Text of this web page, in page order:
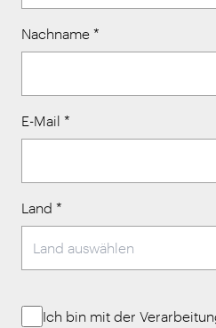
Nachname *
E-Mail *
Land *
Ich bin mit der